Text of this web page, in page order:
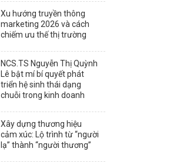
Xu hướng truyền thông
marketing 2026 và cách
chiếm ưu thế thị trường
NCS.TS Nguyễn Thị Quỳnh
Lê bật mí bí quyết phát
triển hệ sinh thái dạng
chuỗi trong kinh doanh
Xây dựng thương hiệu
cảm xúc: Lộ trình từ “người
lạ” thành “người thương”